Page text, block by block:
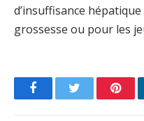
d’insuffisance
grossesse ou pour les
FacebookTwitter